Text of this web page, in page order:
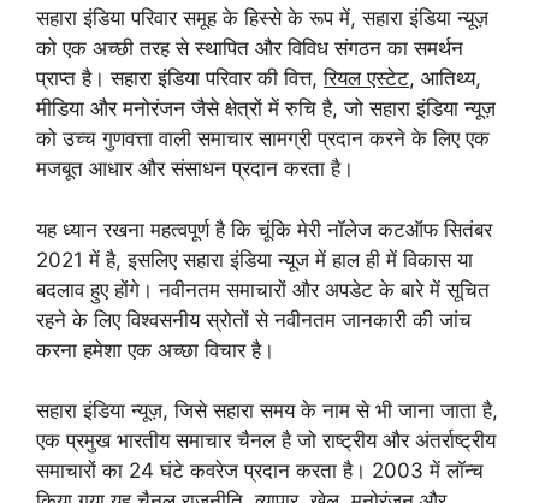
सहारा इंडिया परिवार समूह के हिस्से के रूप में, सहारा इंडिया न्यूज़
को एक अच्छी तरह से स्थापित और विविध संगठन का समर्थन
प्राप्त है। सहारा इंडिया परिवार की वित्त,रियल एस्टेट, आतिथ्य,
मीडिया और मनोरंजन जैसे क्षेत्रों में रुचि है, जो सहारा इंडिया न्यूज़
को उच्च गुणवत्ता वाली समाचार सामग्री प्रदान करने के लिए एक
मजबूत आधार और संसाधन प्रदान करता है।
यह ध्यान रखना महत्वपूर्ण है कि चूंकि मेरी नॉलेज कटऑफ सितंबर
2021 में है, इसलिए सहारा इंडिया न्यूज में हाल ही में विकास या
बदलाव हुए होंगे। नवीनतम समाचारों और अपडेट के बारे में सूचित
रहने के लिए विश्वसनीय स्रोतों से नवीनतम जानकारी की जांच
करना हमेशा एक अच्छा विचार है।
सहारा इंडिया न्यूज़, जिसे सहारा समय के नाम से भी जाना जाता है,
एक प्रमुख भारतीय समाचार चैनल है जो राष्ट्रीय और अंतर्राष्ट्रीय
समाचारों का 24 घंटे कवरेज प्रदान करता है। 2003 में लॉन्च